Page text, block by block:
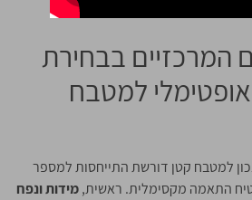
המרכזיים בבחירת
למטבח
למטבח קטן דורשת התייחסות למספר
התאמה מקסימלית. ראשית,מידות ונפח